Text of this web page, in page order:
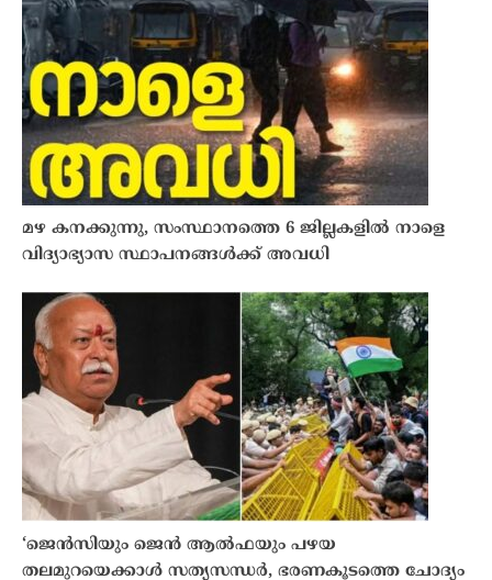
മഴ കനക്കുന്നു, സംസ്ഥാനത്തെ 6 ജില്ലകളിൽ നാളെ
വിദ്യാഭ്യാസ സ്ഥാപനങ്ങൾക്ക് അവധി
‘ജെൻസിയും ജെൻ ആൽഫയും പഴയ
തലമുറയെക്കാൾ സത്യസന്ധർ, ഭരണകൂടത്തെ ചോദ്യം